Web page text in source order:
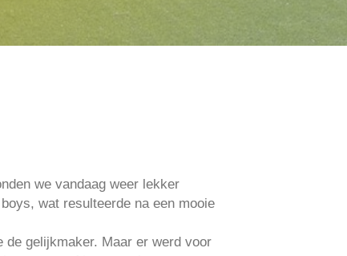
we vandaag weer lekker
wat resulteerde na een mooie
de gelijkmaker. Maar er werd voor